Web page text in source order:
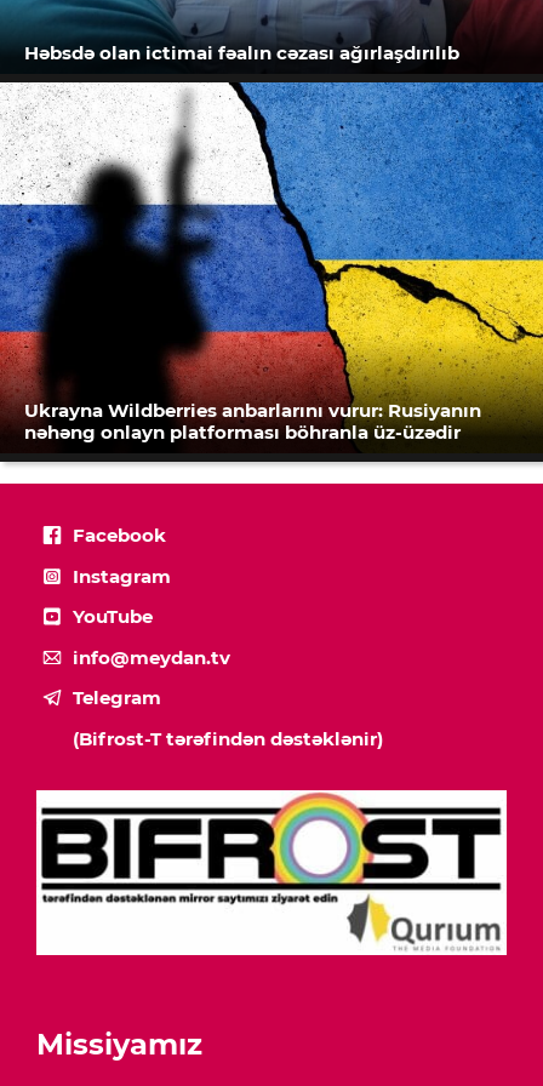
Həbsdə olan ictimai fəalın cəzası ağırlaşdırılıb
Ukrayna Wildberries anbarlarını vurur: Rusiyanın
nəhəng onlayn platforması böhranla üz-üzədir
Facebook
Instagram
YouTube
info@meydan.tv
Telegram
(Bifrost-T tərəfindən dəstəklənir)
Missiyamız